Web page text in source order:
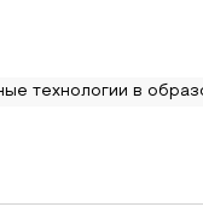
технологии в